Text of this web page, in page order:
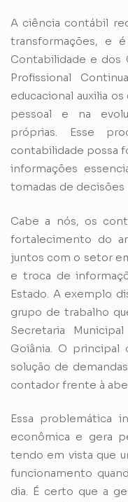
A ciência contábil
transformações, e
Contabilidade e dos
Profissional
educacional auxilia
pessoal e na
próprias. Esse
contabilidade possa
informações
tomadas de decisões
Cabe a nós, os
fortalecimento do
juntos com o setor
e troca de
Estado. A exemplo
grupo de trabalho
Secretaria
Goiânia. O
solução de
contador frente à
Essa problemática
econômica e gera
tendo em vista que
funcionamento
dia. É certo que a